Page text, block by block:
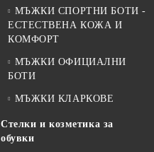
МЪЖКИ СПОРТНИ БОТИ -
ЕСТЕСТВЕНА КОЖА И
КОМФОРТ
МЪЖКИ ОФИЦИАЛНИ
БОТИ
МЪЖКИ КЛАРКОВЕ
Стелки и козметика за
обувки